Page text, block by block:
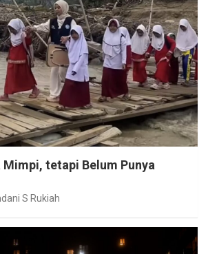
Mimpi, tetapi Belum Punya
S Rukiah